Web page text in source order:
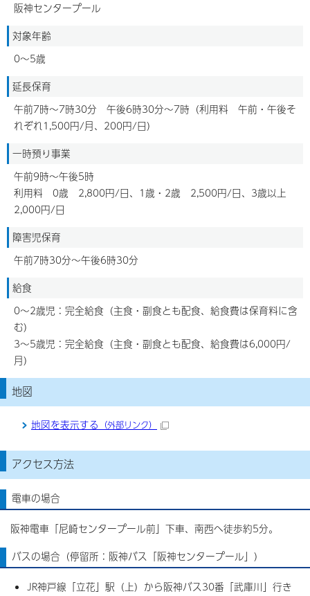
阪神センタープール
対象年齢
0～5歳
延長保育
午前7時～7時30分 午後6時30分～7時（利用料 午前・午後そ
れぞれ1,500円/月、200円/日）
一時預り事業
午前9時～午後5時
利用料 0歳 2,800円/日、1歳・2歳 2,500円/日、3歳以上
2,000円/日
障害児保育
午前7時30分～午後6時30分
給食
0～2歳児：完全給食（主食・副食とも配食、給食費は保育料に含
む）
3～5歳児：完全給食（主食・副食とも配食、給食費は6,000円/
月）
地図
地図を表示する （外部リンク）
アクセス方法
電車の場合
阪神電車「尼崎センタープール前」下車、南西へ徒歩約5分。
バスの場合（停留所：阪神バス「阪神センタープール」）
JR神戸線「立花」駅（上）から阪神バス30番「武庫川」行き